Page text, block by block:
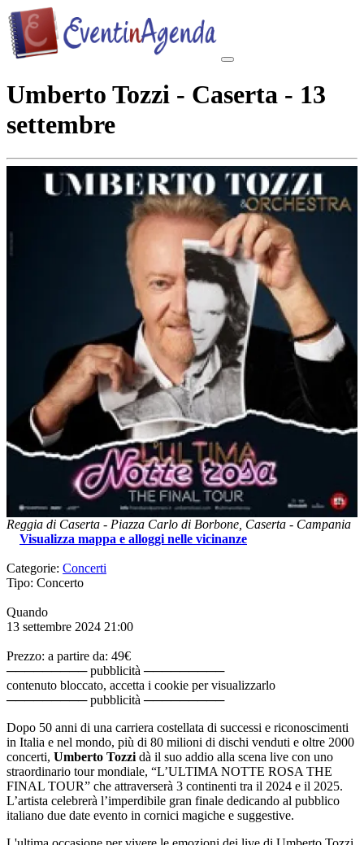
Umberto Tozzi - Caserta - 13
settembre
Reggia di Caserta - Piazza Carlo di Borbone, Caserta - Campania
Visualizza mappa e alloggi nelle vicinanze
Categorie: Concerti
Tipo: Concerto
Quando
13 settembre 2024 21:00
Prezzo: a partire da: 49€
───────── pubblicità ─────────
contenuto bloccato, accetta i cookie per visualizzarlo
───────── pubblicità ─────────
Dopo 50 anni di una carriera costellata di successi e riconoscimenti
in Italia e nel mondo, più di 80 milioni di dischi venduti e oltre 2000
concerti, Umberto Tozzi dà il suo addio alla scena live con uno
straordinario tour mondiale, “L’ULTIMA NOTTE ROSA THE
FINAL TOUR” che attraverserà 3 continenti tra il 2024 e il 2025.
L’artista celebrerà l’imperdibile gran finale dedicando al pubblico
italiano due date evento in cornici magiche e suggestive.